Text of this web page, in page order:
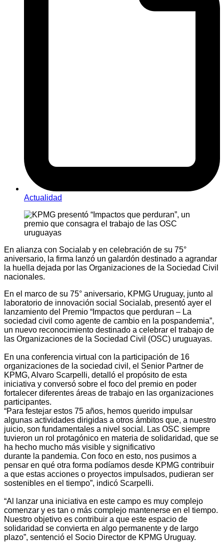
Actualidad
En alianza con Socialab y en celebración de su 75°
aniversario, la firma lanzó un galardón destinado a agrandar
la huella dejada por las Organizaciones de la Sociedad Civil
nacionales.
En el marco de su 75° aniversario, KPMG Uruguay, junto al
laboratorio de innovación social Socialab, presentó ayer el
lanzamiento del Premio “Impactos que perduran – La
sociedad civil como agente de cambio en la pospandemia”,
un nuevo reconocimiento destinado a celebrar el trabajo de
las Organizaciones de la Sociedad Civil (OSC) uruguayas.
En una conferencia virtual con la participación de 16
organizaciones de la sociedad civil, el Senior Partner de
KPMG, Alvaro Scarpelli, detalló el propósito de esta
iniciativa y conversó sobre el foco del premio en poder
fortalecer diferentes áreas de trabajo en las organizaciones
participantes.
“Para festejar estos 75 años, hemos querido impulsar
algunas actividades dirigidas a otros ámbitos que, a nuestro
juicio, son fundamentales a nivel social. Las OSC siempre
tuvieron un rol protagónico en materia de solidaridad, que se
ha hecho mucho más visible y significativo
durante la pandemia. Con foco en esto, nos pusimos a
pensar en qué otra forma podíamos desde KPMG contribuir
a que estas acciones o proyectos impulsados, pudieran ser
sostenibles en el tiempo”, indicó Scarpelli.
“Al lanzar una iniciativa en este campo es muy complejo
comenzar y es tan o más complejo mantenerse en el tiempo.
Nuestro objetivo es contribuir a que este espacio de
solidaridad se convierta en algo permanente y de largo
plazo”, sentenció el Socio Director de KPMG Uruguay.